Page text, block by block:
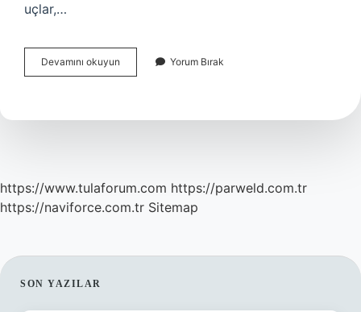
uçlar,…
Devamını okuyun Derivasyon
Nedir
Yorum Bırak
https://www.tulaforum.com https://parweld.com.tr
https://naviforce.com.tr Sitemap
SIDEBAR
SON YAZILAR